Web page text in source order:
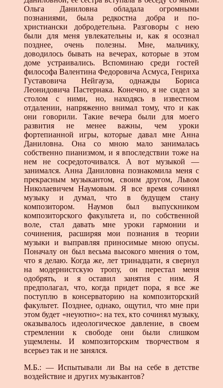
Ольга Даниловна обладала огромными
познаниями, была редкостна добра и по-
христиански добродетельна. Разговоры с нею
были для меня увлекательны и, как я осознал
позднее, очень полезны. Мне, мальчику,
доводилось бывать на вечерах, которые в этом
доме устраивались. Вспоминаю среди гостей
философа Валентина Федоровича Асмуса, Генриха
Густавовича Нейгауза, однажды Бориса
Леонидовича Пастернака. Конечно, я не сидел за
столом с ними, но, находясь в известном
отдалении, напряженно внимал тому, что и как
они говорили. Такие вечера были для моего
развития не менее важны, чем уроки
фортепианной игры, которые давал мне Анна
Даниловна. Она со мною мало занималась
собственно пианизмом, и я впоследствии тоже на
нем не сосредоточивался. А вот музыкой —
занимался. Анна Даниловна познакомила меня с
прекрасным музыкантом, своим другом, Львом
Николаевичем Наумовым. Я все время сочинял
музыку и думал, что в будущем стану
композитором. Наумов был выпускником
композиторского факультета и, по собственной
воле, стал давать мне уроки гармонии и
сочинения, расширяя мои познания в теории
музыки и выправляя приносимые мною опусы.
Поначалу он был весьма высокого мнения о том,
что я делаю. Когда же, лет тринадцати, я свернул
на модернистскую тропу, он перестал меня
одобрять, и я оставил занятия с ним. Я
предполагал, что, когда придет пора, я все же
поступлю в консерваторию на композиторский
факультет. Позднее, однако, ощутил, что мне при
этом будет «неуютно»: на тех, кто сочинял музыку,
оказывалось идеологическое давление, в своем
стремлении к свободе они были слишком
ущемлены. И композиторским творчеством я
всерьез так и не занялся.
М.Б.: — Испытывали ли Вы на себе в детстве
воздействие и других музыкантов?